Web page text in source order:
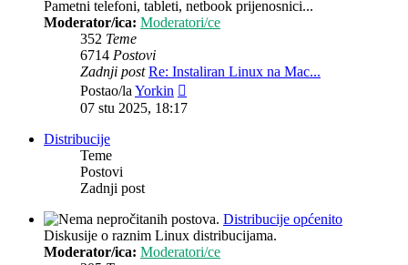
Pametni telefoni, tableti, netbook prijenosnici...
Moderator/ica: Moderatori/ce
352 Teme
6714 Postovi
Zadnji post Re: Instaliran Linux na Mac...
Postao/laYorkin
post
07 stu 2025, 18:17
Distribucije
Teme
Postovi
Zadnji post
Distribucije općenito
Diskusije o raznim Linux distribucijama.
Moderator/ica: Moderatori/ce